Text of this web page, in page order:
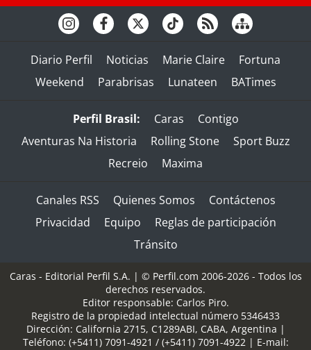
Diario Perfil Noticias Marie Claire
Fortuna
Weekend
Parabrisas Lunateen BATimes
Perfil Brasil: Caras
Contigo
Aventuras Na Historia
Rolling Stone
Sport Buzz
Recreio
Maxima
Canales RSS Quienes Somos
Contáctenos
Privacidad
Equipo
Reglas de participación
Tránsito
Caras - Editorial Perfil S.A. | © Perfil.com 2006-2026 - Todos los
derechos reservados.
Editor responsable: Carlos Piro.
Registro de la propiedad intelectual número 5346433
Dirección: California 2715, C1289ABI, CABA, Argentina |
Teléfono: (+5411) 7091-4921 / (+5411) 7091-4922| E-mail: